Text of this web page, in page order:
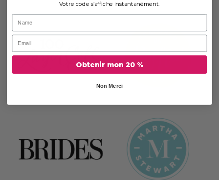
Votre code s’affiche instantanément.
Prénom
Courriel
Obtenir mon 20 %
Non Merci